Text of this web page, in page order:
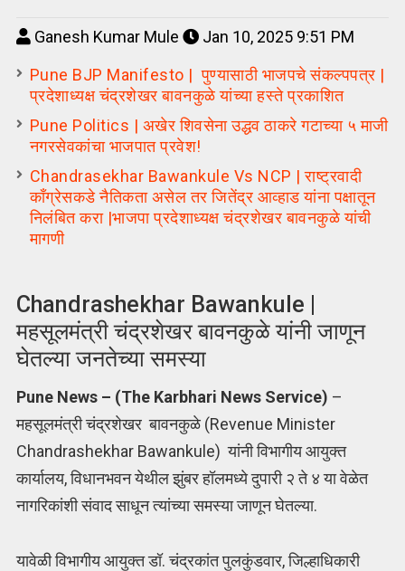
Ganesh Kumar Mule
Jan 10, 2025 9:51 PM
Pune BJP Manifesto | पुण्यासाठी भाजपचे संकल्पपत्र |
प्रदेशाध्यक्ष चंद्रशेखर बावनकुळे यांच्या हस्ते प्रकाशित
Pune Politics | अखेर शिवसेना उद्धव ठाकरे गटाच्या ५ माजी
नगरसेवकांचा भाजपात प्रवेश!
Chandrasekhar Bawankule Vs NCP | राष्ट्रवादी
काँग्रेसकडे नैतिकता असेल तर जितेंद्र आव्हाड यांना पक्षातून
निलंबित करा |भाजपा प्रदेशाध्यक्ष चंद्रशेखर बावनकुळे यांची
मागणी
Chandrashekhar Bawankule |
महसूलमंत्री चंद्रशेखर बावनकुळे यांनी जाणून
घेतल्या जनतेच्या समस्या
Pune News – (The Karbhari News Service) –
महसूलमंत्री चंद्रशेखर बावनकुळे (Revenue Minister
Chandrashekhar Bawankule) यांनी विभागीय आयुक्त
कार्यालय, विधानभवन येथील झुंबर हॉलमध्ये दुपारी २ ते ४ या वेळेत
नागरिकांशी संवाद साधून त्यांच्या समस्या जाणून घेतल्या.
यावेळी विभागीय आयुक्त डॉ. चंद्रकांत पुलकुंडवार, जिल्हाधिकारी